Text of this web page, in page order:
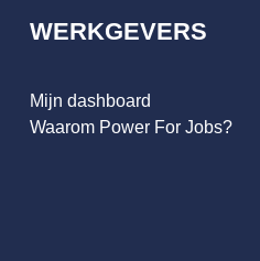
WERKGEVERS
Mijn dashboard
Waarom Power For Jobs?